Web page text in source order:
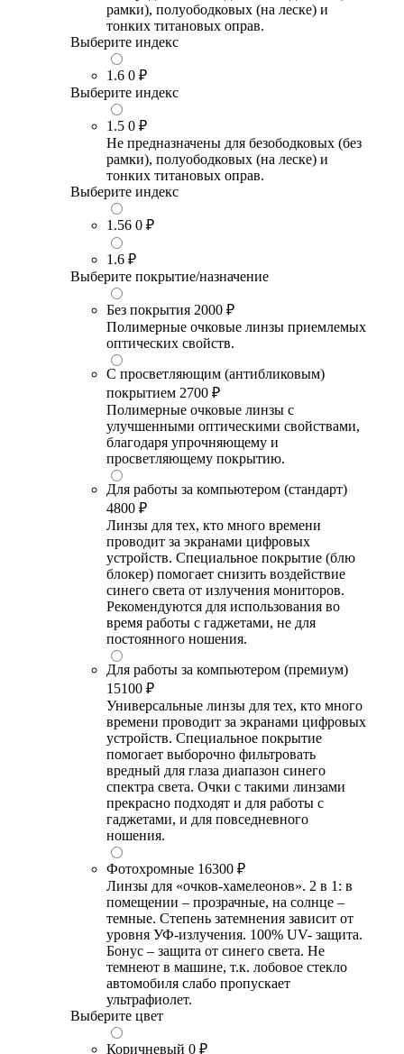
рамки), полуободковых (на леске) и
тонких титановых оправ.
Выберите индекс
1.6 0 ₽
Выберите индекс
1.5 0 ₽
Не предназначены для безободковых (без
рамки), полуободковых (на леске) и
тонких титановых оправ.
Выберите индекс
1.56 0 ₽
1.6 ₽
Выберите покрытие/назначение
Без покрытия 2000 ₽
Полимерные очковые линзы приемлемых
оптических свойств.
С просветляющим (антибликовым)
покрытием 2700 ₽
Полимерные очковые линзы с
улучшенными оптическими свойствами,
благодаря упрочняющему и
просветляющему покрытию.
Для работы за компьютером (стандарт)
4800 ₽
Линзы для тех, кто много времени
проводит за экранами цифровых
устройств. Специальное покрытие (блю
блокер) помогает снизить воздействие
синего света от излучения мониторов.
Рекомендуются для использования во
время работы с гаджетами, не для
постоянного ношения.
Для работы за компьютером (премиум)
15100 ₽
Универсальные линзы для тех, кто много
времени проводит за экранами цифровых
устройств. Специальное покрытие
помогает выборочно фильтровать
вредный для глаза диапазон синего
спектра света. Очки с такими линзами
прекрасно подходят и для работы с
гаджетами, и для повседневного
ношения.
Фотохромные 16300 ₽
Линзы для «очков-хамелеонов». 2 в 1: в
помещении – прозрачные, на солнце –
темные. Степень затемнения зависит от
уровня УФ-излучения. 100% UV- защита.
Бонус – защита от синего света. Не
темнеют в машине, т.к. лобовое стекло
автомобиля слабо пропускает
ультрафиолет.
Выберите цвет
Коричневый 0 ₽